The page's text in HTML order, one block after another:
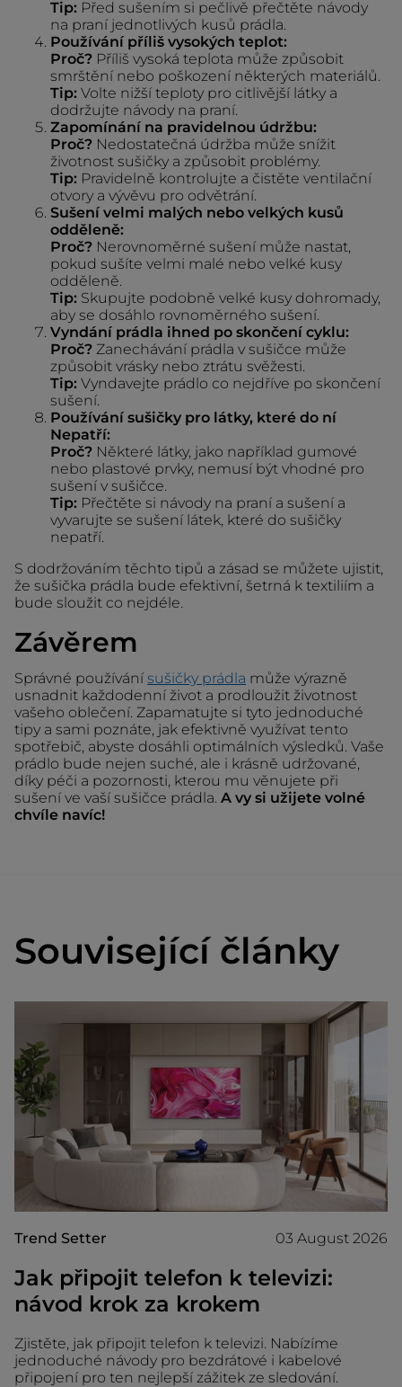
Tip: Před sušením si pečlivě přečtěte návody
na praní jednotlivých kusů prádla.
Používání příliš vysokých teplot:
Proč? Příliš vysoká teplota může způsobit
smrštění nebo poškození některých materiálů.
Tip: Volte nižší teploty pro citlivější látky a
dodržujte návody na praní.
Zapomínání na pravidelnou údržbu:
Proč? Nedostatečná údržba může snížit
životnost sušičky a způsobit problémy.
Tip: Pravidelně kontrolujte a čistěte ventilační
otvory a vývěvu pro odvětrání.
Sušení velmi malých nebo velkých kusů
odděleně:
Proč? Nerovnoměrné sušení může nastat,
pokud sušíte velmi malé nebo velké kusy
odděleně.
Tip: Skupujte podobně velké kusy dohromady,
aby se dosáhlo rovnoměrného sušení.
Vyndání prádla ihned po skončení cyklu:
Proč? Zanechávání prádla v sušičce může
způsobit vrásky nebo ztrátu svěžesti.
Tip: Vyndavejte prádlo co nejdříve po skončení
sušení.
Používání sušičky pro látky, které do ní
Nepatří:
Proč? Některé látky, jako například gumové
nebo plastové prvky, nemusí být vhodné pro
sušení v sušičce.
Tip: Přečtěte si návody na praní a sušení a
vyvarujte se sušení látek, které do sušičky
nepatří.
S dodržováním těchto tipů a zásad se můžete ujistit,
že sušička prádla bude efektivní, šetrná k textiliím a
bude sloužit co nejdéle.
Závěrem
Správné používání sušičky prádla může výrazně
usnadnit každodenní život a prodloužit životnost
vašeho oblečení. Zapamatujte si tyto jednoduché
tipy a sami poznáte, jak efektivně využívat tento
spotřebič, abyste dosáhli optimálních výsledků. Vaše
prádlo bude nejen suché, ale i krásně udržované,
díky péči a pozornosti, kterou mu věnujete při
sušení ve vaší sušičce prádla. A vy si užijete volné
chvíle navíc!
Související články
Trend Setter 03 August 2026
Jak připojit telefon k televizi:
návod krok za krokem
Zjistěte, jak připojit telefon k televizi. Nabízíme
jednoduché návody pro bezdrátové i kabelové
připojení pro ten nejlepší zážitek ze sledování.